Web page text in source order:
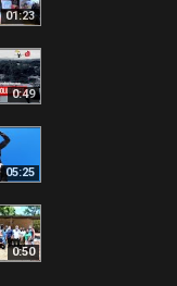
01:23
0:49
05:25
0:50